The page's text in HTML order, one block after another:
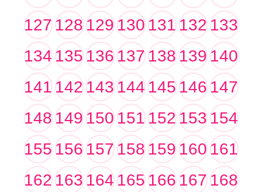
127128129130131132133
134135136137138139140
141142143144145146147
148149150151152153154
155156157158159160161
162163164165166167168